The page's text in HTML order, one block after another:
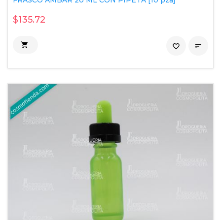
$135.72
 
favorite_border